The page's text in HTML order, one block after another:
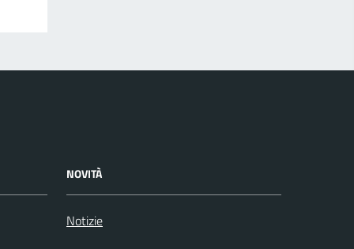
NOVITÀ
Notizie